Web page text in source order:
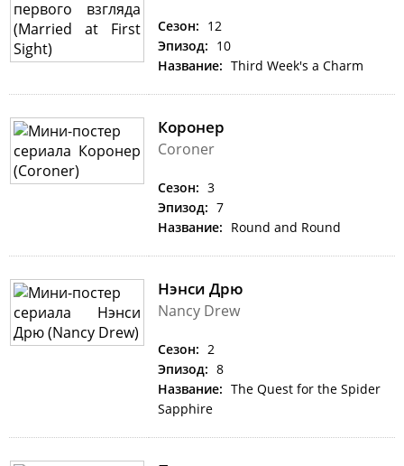
Сезон: 12
Эпизод: 10
Название: Third Week's a Charm
Коронер
Coroner
Сезон: 3
Эпизод: 7
Название: Round and Round
Нэнси Дрю
Nancy Drew
Сезон: 2
Эпизод: 8
Название: The Quest for the Spider
Sapphire